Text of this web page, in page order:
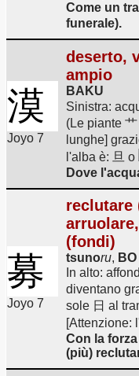
Come un
funerale).
漠
Joyo 7
deserto,
ampio
BAKU
Sinistra:
(Le piante
lunghe]
l'alba è: 旦 o
Dove
募
Joyo 7
reclutare
(fondi)
tsunoru, BO
In alto:
diventano
sole 日 al
[Attenzione:
Con la
(più)